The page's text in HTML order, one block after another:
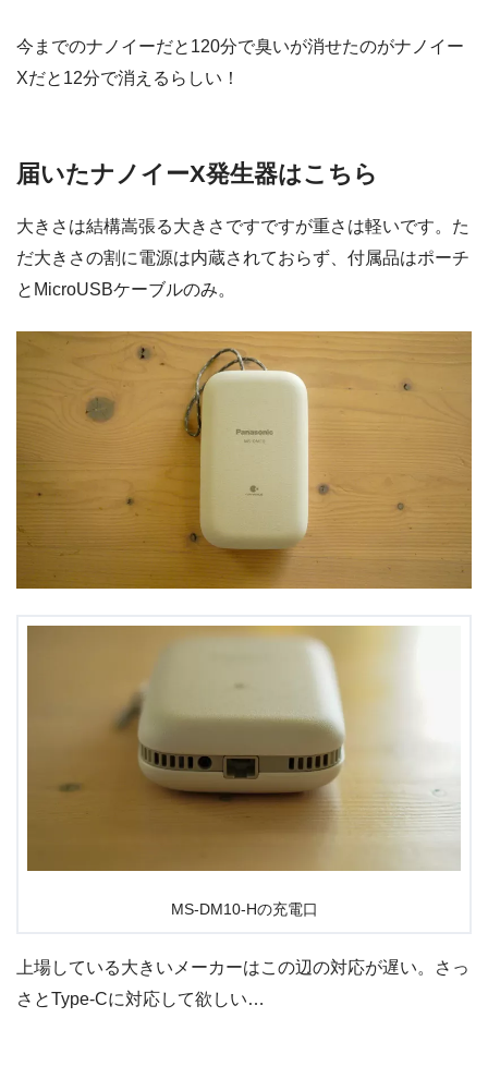
今までのナノイーだと120分で臭いが消せたのがナノイー
Xだと12分で消えるらしい！
届いたナノイーX発生器はこちら
大きさは結構嵩張る大きさですですが重さは軽いです。た
だ大きさの割に電源は内蔵されておらず、付属品はポーチ
とMicroUSBケーブルのみ。
MS-DM10-Hの充電口
上場している大きいメーカーはこの辺の対応が遅い。
さっ
さとType-Cに対応して欲しい…